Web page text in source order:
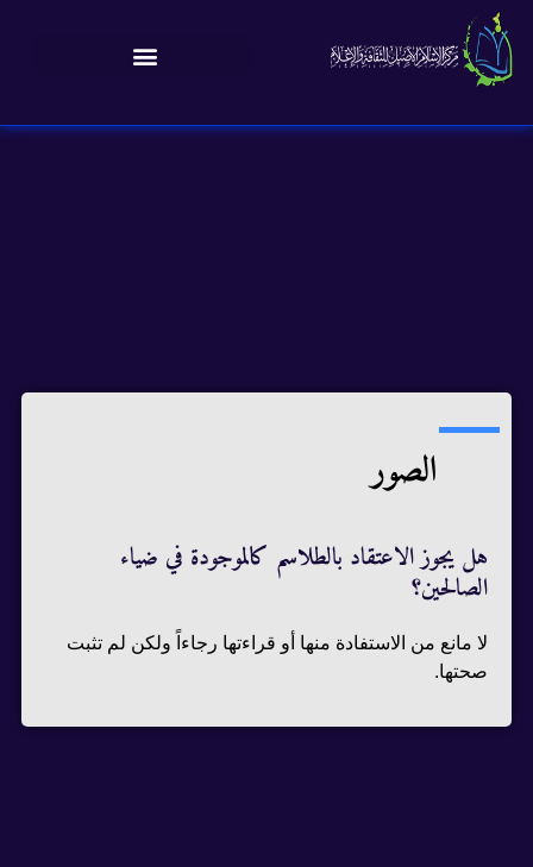
الصور
هل يجوز الاعتقاد بالطلاسم كالموجودة في ضياء
الصالحين؟
لا مانع من الاستفادة منها أو قراءتها رجاءاً ولكن لم تثبت
صحتها.